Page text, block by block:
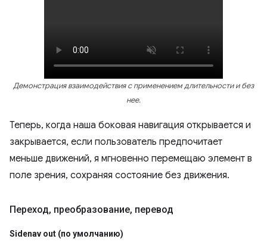
Демонстрация взаимодействия с применением длительности и без
нее.
Теперь, когда наша боковая навигация открывается и
закрывается, если пользователь предпочитает
меньше движений, я мгновенно перемещаю элемент в
поле зрения, сохраняя состояние без движения.
Переход, преобразование, перевод
Sidenav out (по умолчанию)